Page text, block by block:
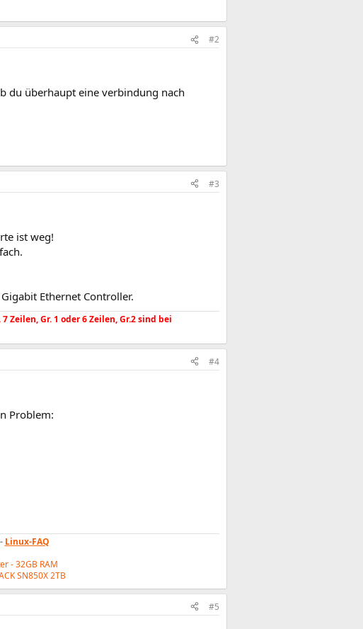
#2
du überhaupt eine verbindung nach
#3
ist weg!
Ethernet Controller.
Gr. 1 oder 6 Zeilen, Gr.2 sind bei
#4
Problem:
Linux-FAQ
- 32GB RAM
SN850X 2TB
#5